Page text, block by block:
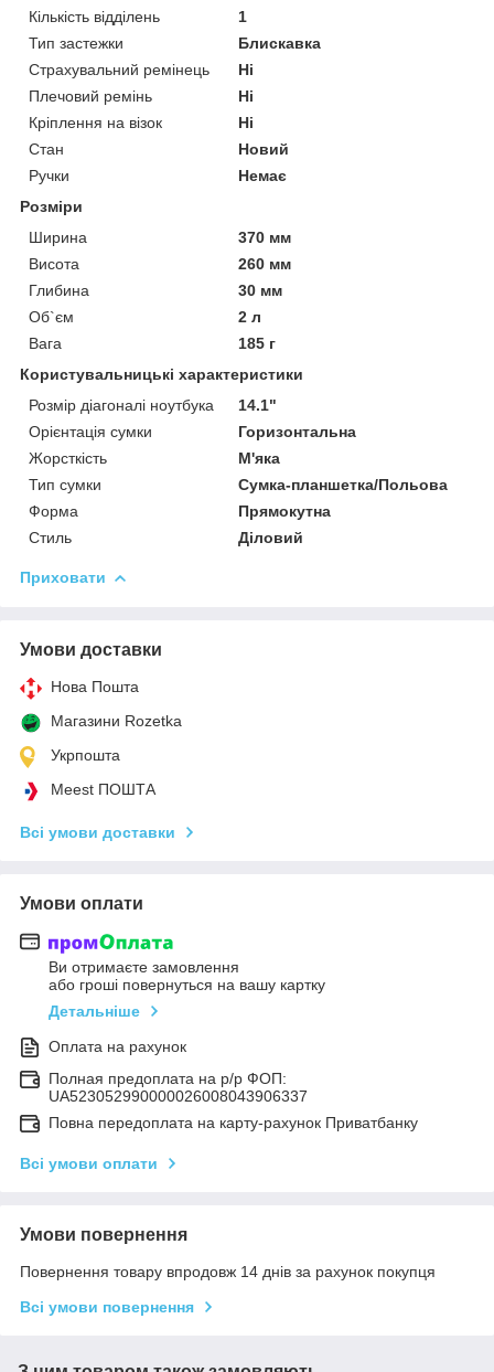
Кількість відділень
1
Тип застежки
Блискавка
Страхувальний ремінець
Ні
Плечовий ремінь
Ні
Кріплення на візок
Ні
Стан
Новий
Ручки
Немає
Розміри
Ширина
370 мм
Висота
260 мм
Глибина
30 мм
Об`єм
2 л
Вага
185 г
Користувальницькі характеристики
Розмір діагоналі ноутбука
14.1"
Орієнтація сумки
Горизонтальна
Жорсткість
М'яка
Тип сумки
Сумка-планшетка/Польова
Форма
Прямокутна
Стиль
Діловий
Приховати
Умови доставки
Нова Пошта
Магазини Rozetka
Укрпошта
Meest ПОШТА
Всі умови доставки
Умови оплати
Ви отримаєте замовлення
або гроші повернуться на вашу картку
Детальніше
Оплата на рахунок
Полная предоплата на р/р ФОП:
UA523052990000026008043906337
Повна передоплата на карту-рахунок Приватбанку
Всі умови оплати
Умови повернення
Повернення товару впродовж 14 днів за рахунок покупця
Всі умови повернення